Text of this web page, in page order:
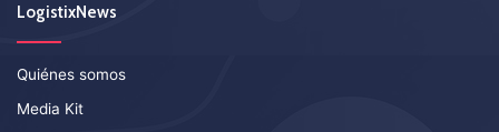
LogistixNews
Quiénes somos
Media Kit